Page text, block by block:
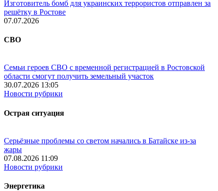
Изготовитель бомб для украинских террористов отправлен за
решётку в Ростове
07.07.2026
СВО
Семьи героев СВО с временной регистрацией в Ростовской
области смогут получить земельный участок
30.07.2026 13:05
Новости рубрики
Острая ситуация
Серьёзные проблемы со светом начались в Батайске из-за
жары
07.08.2026 11:09
Новости рубрики
Энергетика